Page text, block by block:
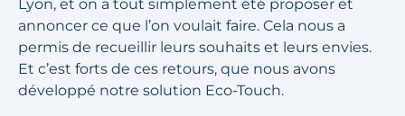
Lyon, et on a tout simplement été proposer et
annoncer ce que l’on voulait faire. Cela nous a
permis de recueillir leurs souhaits et leurs envies.
Et c’est forts de ces retours, que nous avons
développé notre solution Eco-Touch.